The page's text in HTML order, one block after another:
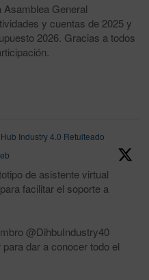
General
y cuentas de 2025 y
2026. Gracias a todos
Industry 4.0 Retuiteado
de asistente virtual
facilitar el soporte a
@DihbuIndustry40
dar a conocer todo el